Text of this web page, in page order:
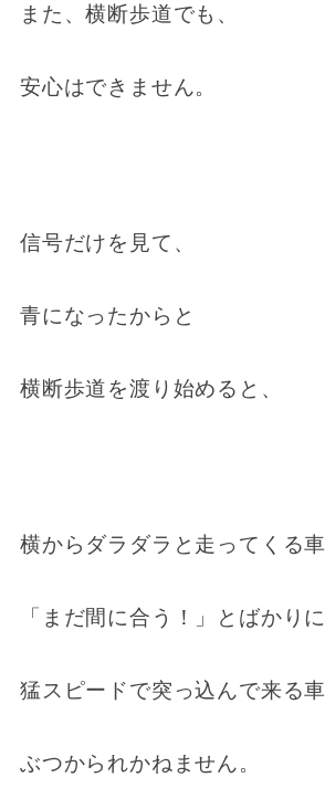
また、横断歩道でも、
安心はできません。
信号だけを見て、
青になったからと
横断歩道を渡り始めると、
横からダラダラと走ってくる車
「まだ間に合う！」とばかりに
猛スピードで突っ込んで来る
ぶつかられかねません。